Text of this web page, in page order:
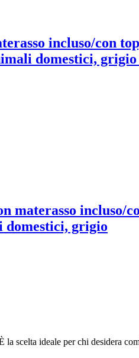
incluso/con
domestici,
materasso incluso/
domestici, grigio
la scelta ideale per chi desidera